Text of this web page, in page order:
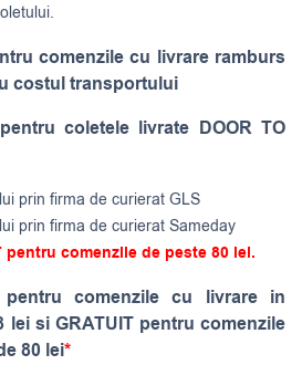
comenzile cu livrare ramburs
costul transportului
coletele livrate DOOR TO
prin firma de curierat GLS
prin firma de curierat Sameday
pentru comenzile de peste 80 lei.
comenzile cu livrare in
lei si GRATUIT pentru comenzile
80 lei*